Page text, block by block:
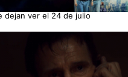
dejan ver el 24 de julio